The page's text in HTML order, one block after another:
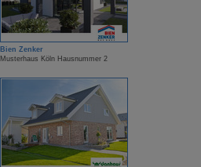
Bien Zenker
Musterhaus Köln Hausnummer 2